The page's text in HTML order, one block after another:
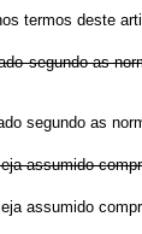
termos deste
segundo as
segundo as
assumido
assumido